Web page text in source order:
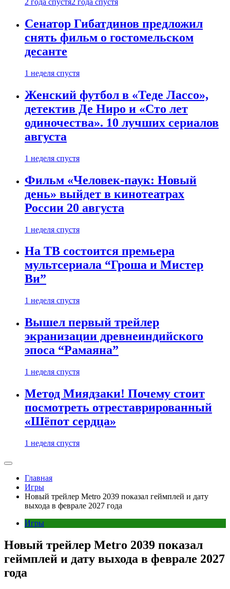
2 года спустя2 года спустя
Сенатор Гибатдинов предложил
снять фильм о гостомельском
десанте
1 неделя спустя
Женский футбол в «Теде Лассо»,
детектив Де Ниро и «Сто лет
одиночества». 10 лучших сериалов
августа
1 неделя спустя
Фильм «Человек-паук: Новый
день» выйдет в кинотеатрах
России 20 августа
1 неделя спустя
На ТВ состоится премьера
мультсериала “Гроша и Мистер
Ви”
1 неделя спустя
Вышел первый трейлер
экранизации древнеиндийского
эпоса “Рамаяна”
1 неделя спустя
Метод Миядзаки! Почему стоит
посмотреть отреставрированный
«Шёпот сердца»
1 неделя спустя
Главная
Игры
Новый трейлер Metro 2039 показал геймплей и дату
выхода в феврале 2027 года
Игры
Новый трейлер Metro 2039 показал
геймплей и дату выхода в феврале 2027
года